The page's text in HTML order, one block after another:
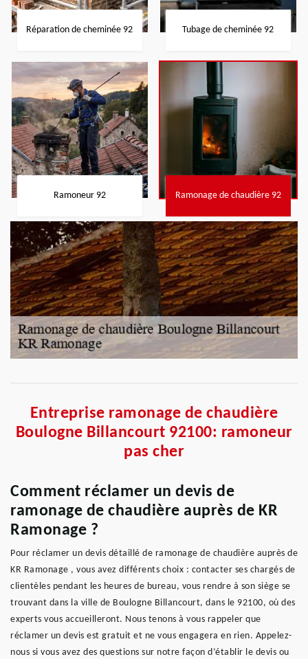
Réparation de cheminée 92 Tubage de cheminée 92
Ramoneur 92 Ramonage de chaudière 92
Entreprise ramonage de chaudière
Boulogne Billancourt 92100: ramoneur
pas cher
Comment réclamer un devis de
ramonage de chaudière auprès de KR
Ramonage ?
Pour réclamer un devis détaillé de ramonage de chaudière auprès de
KR Ramonage , vous avez différents choix : contacter ses chargés de
clientèles pendant les heures de bureau, vous rendre à son siège se
trouvant dans la ville de Boulogne Billancourt, dans le 92100, où des
experts vous accueilleront. Nous tenons à vous rappeler que
réclamer un devis est gratuit et ne vous engagera en rien. Appelez-
nous si vous avez des questions sur notre façon d’établir le devis ou